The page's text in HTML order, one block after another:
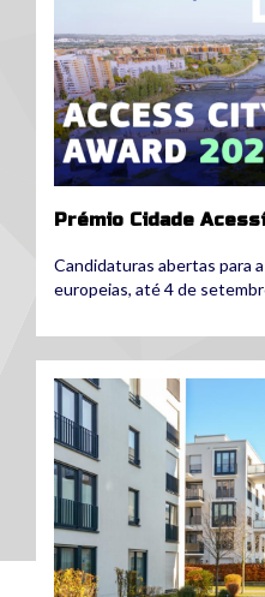
Prémio Cidade
Candidaturas abertas para a
europeias, até 4 de
better-homes-
expressions-of-
1024x576.png